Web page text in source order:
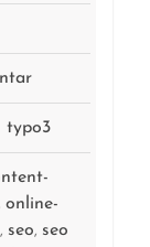
typo3
online-
, seo, seo